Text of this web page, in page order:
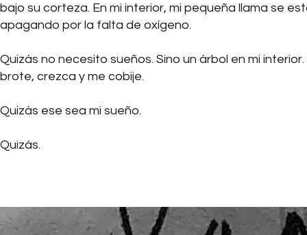
bajo su corteza. En mi interior, mi pequeña llama se
apagando por la falta de oxígeno.
Quizás no necesito sueños. Sino un árbol en mi interior.
brote, crezca y me cobije.
Quizás ese sea mi sueño.
Quizás.